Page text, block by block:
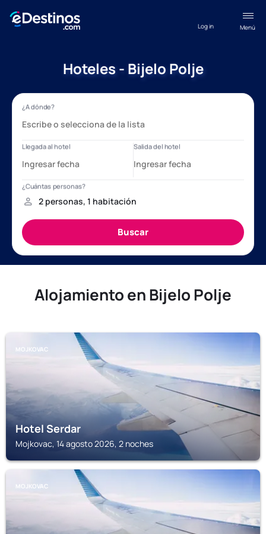
Menú
Log in
Hoteles - Bijelo Polje
Alojamiento en Bijelo Polje
MOJKOVAC
Hotel Serdar
Mojkovac, 14 agosto 2026, 2 noches
MOJKOVAC